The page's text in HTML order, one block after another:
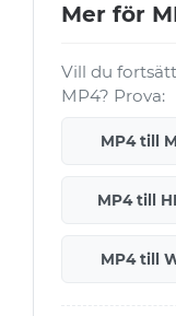
Mer för
Vill du
MP4? Prova:
MP4 till
MP4 till
MP4 till